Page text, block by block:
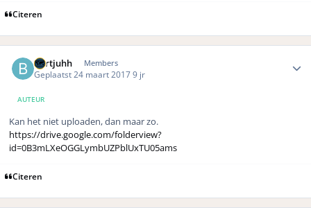
Citeren
Bertjuhh Members
Geplaatst 24 maart 20179 jr
AUTEUR
Kan het niet uploaden, dan maar zo.
https://drive.google.com/folderview?
id=0B3mLXeOGGLymbUZPblUxTU05ams
Citeren